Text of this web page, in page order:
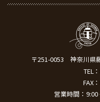
〒251-0053
神奈川県
TEL：
FAX
営業時間：9:00